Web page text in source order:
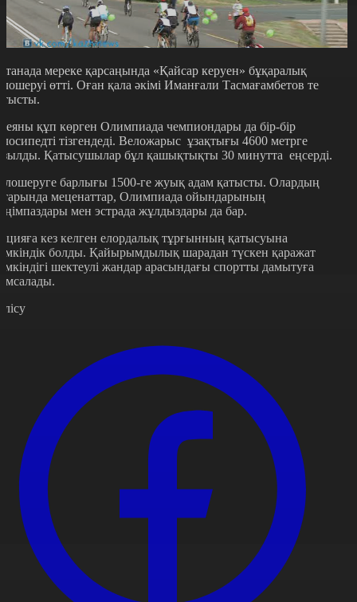
мереке қарсаңында «Қайсар керуен» бұқаралық
өтті. Оған қала әкімі Иманғали Тасмағамбетов те
құп көрген Олимпиада чемпиондары да бір-бір
тізгендеді. Веложарыс ұзақтығы 4600 метрге
Қатысушылар бұл қашықтықты 30 минутта еңсерді.
барлығы 1500-ге жуық адам қатысты. Олардың
меценаттар, Олимпиада ойындарының
мен эстрада жұлдыздары да бар.
кез келген елордалық тұрғынның қатысуына
болды. Қайырымдылық шарадан түскен қаражат
шектеулі жандар арасындағы спортты дамытуға